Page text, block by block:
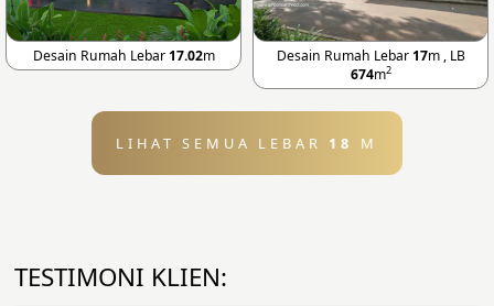
Desain Rumah Lebar 17.02m Desain Rumah Lebar 17m , LB
674m2
LIHAT SEMUA LEBAR 18 M
TESTIMONI KLIEN: